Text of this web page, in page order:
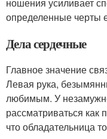
определенные черты
Дела сердечные
Главное значение
Левая рука,
любимым. У
рассматриваться как
что обладательница